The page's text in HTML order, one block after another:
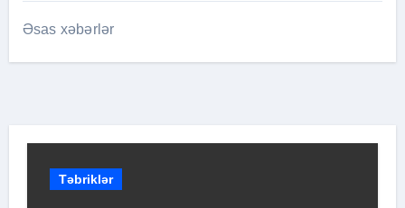
Əsas xəbərlər
Təbriklər